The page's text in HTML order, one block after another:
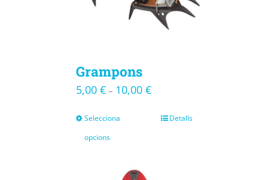
Grampons
5,00 €– 10,00 €
Selecciona
opcions
Detalls